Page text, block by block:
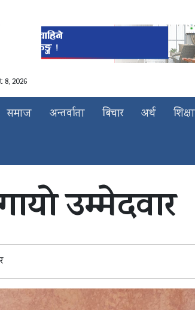
8, 2026
समाज अन्तर्वाता बिचार अर्थ शिक्षा
उम्मेदवार